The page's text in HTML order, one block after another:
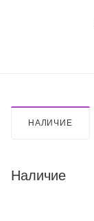
НАЛИЧИЕ
Наличие